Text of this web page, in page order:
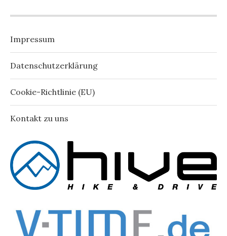
Impressum
Datenschutzerklärung
Cookie-Richtlinie (EU)
Kontakt zu uns